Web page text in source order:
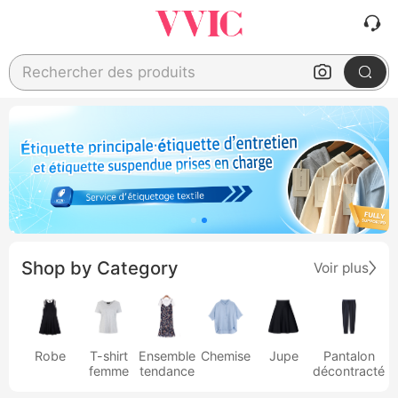
Rechercher des produits
Shop by Category Voir plus
Robe
T-shirt
femme
Ensemble
tendance
Chemise Jupe
Pantalon
décontracté